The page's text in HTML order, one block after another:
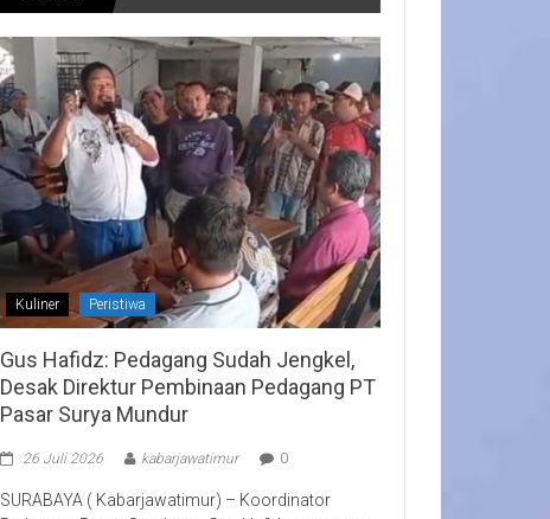
Kuliner Peristiwa
Gus Hafidz: Pedagang Sudah Jengkel,
Desak Direktur Pembinaan Pedagang PT
Pasar Surya Mundur
26 Juli 2026 kabarjawatimur 0
SURABAYA ( Kabarjawatimur) – Koordinator